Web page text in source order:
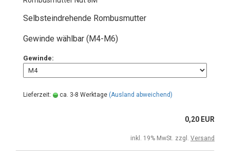
Selbsteindrehende Rombusmutter
Gewinde wählbar (M4-M6)
Gewinde:
Lieferzeit: ca. 3-8 Werktage (Ausland abweichend)
0,20 EUR
inkl. 19% MwSt. zzgl. Versand